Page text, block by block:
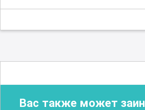
Вас также может